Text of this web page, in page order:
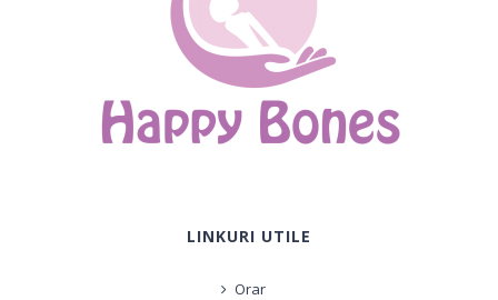
LINKURI UTILE
Orar